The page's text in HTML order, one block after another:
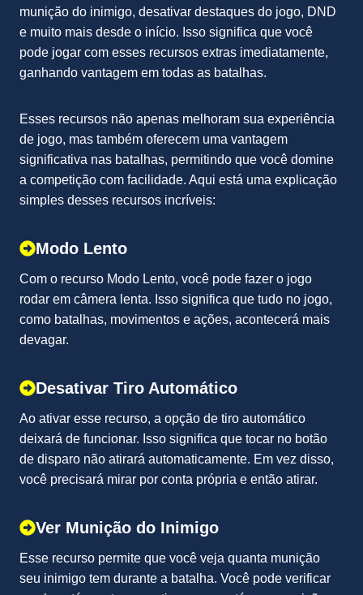
munição do inimigo, desativar destaques do jogo, DND
e muito mais desde o início. Isso significa que você
pode jogar com esses recursos extras imediatamente,
ganhando vantagem em todas as batalhas.
Esses recursos não apenas melhoram sua experiência
de jogo, mas também oferecem uma vantagem
significativa nas batalhas, permitindo que você domine
a competição com facilidade. Aqui está uma explicação
simples desses recursos incríveis:
Modo Lento
Com o recurso Modo Lento, você pode fazer o jogo
rodar em câmera lenta. Isso significa que tudo no jogo,
como batalhas, movimentos e ações, acontecerá mais
devagar.
Desativar Tiro Automático
Ao ativar esse recurso, a opção de tiro automático
deixará de funcionar. Isso significa que tocar no botão
de disparo não atirará automaticamente. Em vez disso,
você precisará mirar por conta própria e então atirar.
Ver Munição do Inimigo
Esse recurso permite que você veja quanta munição
seu inimigo tem durante a batalha. Você pode verificar